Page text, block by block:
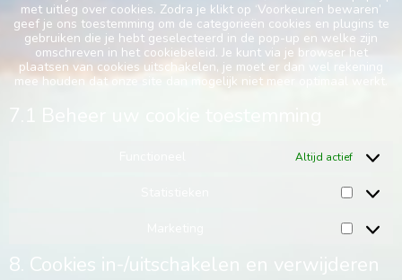
met uitleg over cookies. Zodra je klikt op ‘Voorkeuren bewaren’
geef je ons toestemming om de categorieën cookies en plugins te
gebruiken die je hebt geselecteerd in de pop-up en welke zijn
omschreven in het cookiebeleid. Je kunt via je browser het
plaatsen van cookies uitschakelen, je moet er dan wel rekening
mee houden dat onze site dan mogelijk niet meer optimaal werkt.
Altijd actief
8. Cookies in-/uitschakelen en verwijderen